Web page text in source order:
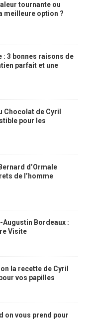
tournante ou
meilleure option ?
3 bonnes raisons de
parfait et une
Chocolat de Cyril
pour les
d’Ormale
de l’homme
Bordeaux :
Visite
la recette de Cyril
vos papilles
on vous prend pour